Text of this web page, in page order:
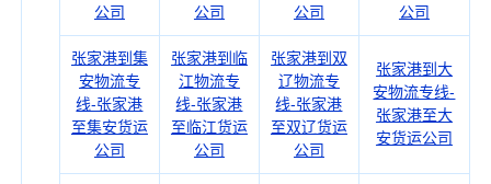
公司
公司
公司
公司
张家港到集
安物流专
线-张家港
至集安货运
公司
张家港到临
江物流专
线-张家港
至临江货运
公司
张家港到双
辽物流专
线-张家港
至双辽货运
公司
张家港到大
安物流专线-
张家港至大
安货运公司